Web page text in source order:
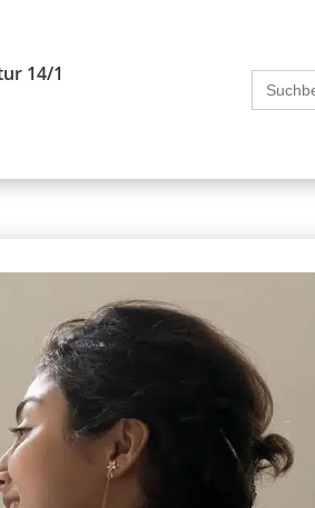
14/1
Search
for: